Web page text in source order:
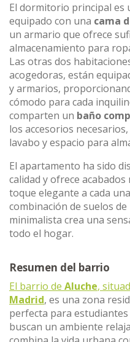
El dormitorio principal es
equipado con una cama
un armario que ofrece
almacenamiento para
Las otras dos
acogedoras, están
y armarios,
cómodo para cada
comparten un baño
los accesorios
lavabo y espacio para
El apartamento ha sido
calidad y ofrece
toque elegante a cada
combinación de suelos
minimalista crea una
todo el hogar.
Resumen del barrio
El barrio de Aluche,
Madrid, es una zona
perfecta para
buscan un ambiente